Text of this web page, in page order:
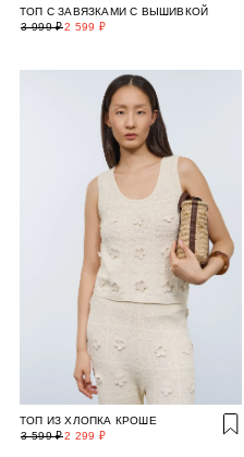
ТОП С ЗАВЯЗКАМИ С ВЫШИВКОЙ
2 599 ₽
3 999 ₽
ТОП ИЗ ХЛОПКА КРОШЕ
2 299 ₽
3 599 ₽